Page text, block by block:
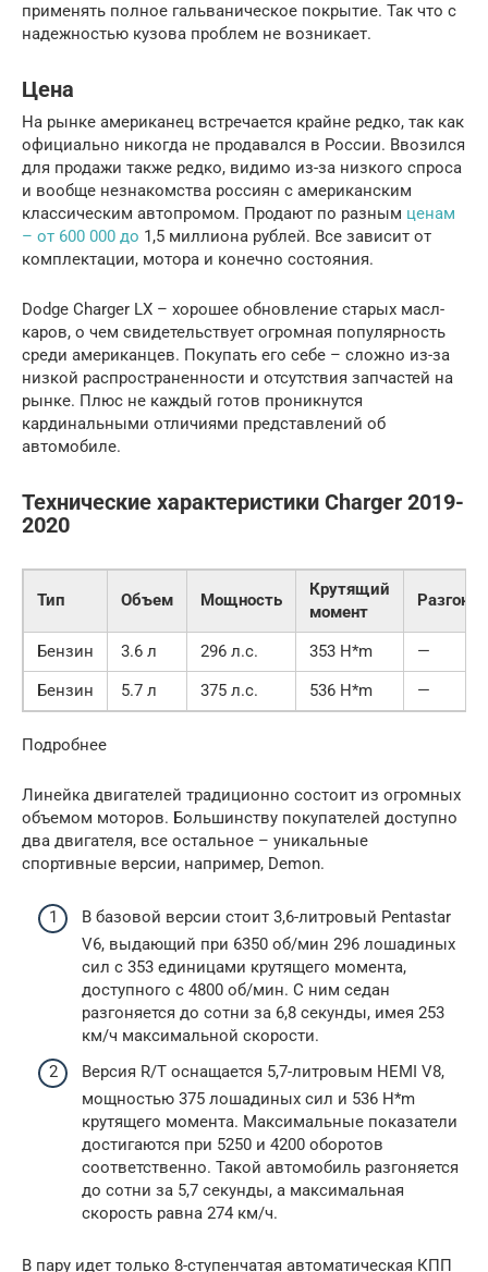
применять полное гальваническое покрытие. Так что с
надежностью кузова проблем не возникает.
Цена
На рынке американец встречается крайне редко, так как
официально никогда не продавался в России. Ввозился
для продажи также редко, видимо из-за низкого спроса
и вообще незнакомства россиян с американским
классическим автопромом. Продают по разным ценам
– от 600 000 до 1,5 миллиона рублей. Все зависит от
комплектации, мотора и конечно состояния.
Dodge Charger LX – хорошее обновление старых масл-
каров, о чем свидетельствует огромная популярность
среди американцев. Покупать его себе – сложно из-за
низкой распространенности и отсутствия запчастей на
рынке. Плюс не каждый готов проникнутся
кардинальными отличиями представлений об
автомобиле.
Технические характеристики Charger 2019-
2020
Тип Объем Мощность
Крутящий
момент
Разгон
Бензин 3.6 л 296 л.с. 353 H*m
—
Бензин
5.7 л 375 л.с. 536 H*m —
Подробнее
Линейка двигателей традиционно состоит из огромных
объемом моторов. Большинству покупателей доступно
два двигателя, все остальное – уникальные
спортивные версии, например, Demon.
В базовой версии стоит 3,6-литровый Pentastar
V6, выдающий при 6350 об/мин 296 лошадиных
сил с 353 единицами крутящего момента,
доступного с 4800 об/мин. С ним седан
разгоняется до сотни за 6,8 секунды, имея 253
км/ч максимальной скорости.
Версия R/T оснащается 5,7-литровым HEMI V8,
мощностью 375 лошадиных сил и 536 H*m
крутящего момента. Максимальные показатели
достигаются при 5250 и 4200 оборотов
соответственно. Такой автомобиль разгоняется
до сотни за 5,7 секунды, а максимальная
скорость равна 274 км/ч.
В пару идет только 8-ступенчатая автоматическая КПП